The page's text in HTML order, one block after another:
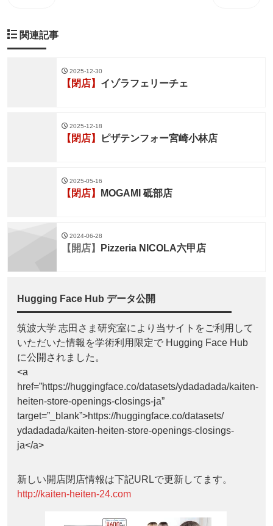
関連記事
2025-12-30
【閉店】 イゾラフェリーチェ
2025-12-18
【閉店】 ピザテンフォー宮崎小林店
2025-05-16
【閉店】 MOGAMI 砥部店
2024-06-28
【開店】 Pizzeria NICOLA六甲店
Hugging Face Hub データ公開
筑波大学 志田さま研究室により当サイトをご利用して
いただいた情報を学術利用限定で Hugging Face Hub
に公開されました。
<a
href=”https://huggingface.co/datasets/ydadadada/kaiten-
heiten-store-openings-closings-ja”
target=”_blank”>https://huggingface.co/datasets/
ydadadada/kaiten-heiten-store-openings-closings-
ja</a>
新しい開店閉店情報は下記URLで更新してます。
http://kaiten-heiten-24.com